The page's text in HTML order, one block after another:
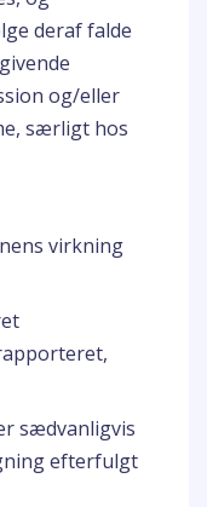
deraf falde
og/eller
særligt hos
virkning
sædvanligvis
efterfulgt